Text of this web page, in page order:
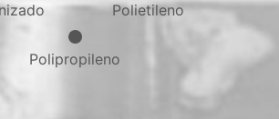
Polietileno
Polipropileno